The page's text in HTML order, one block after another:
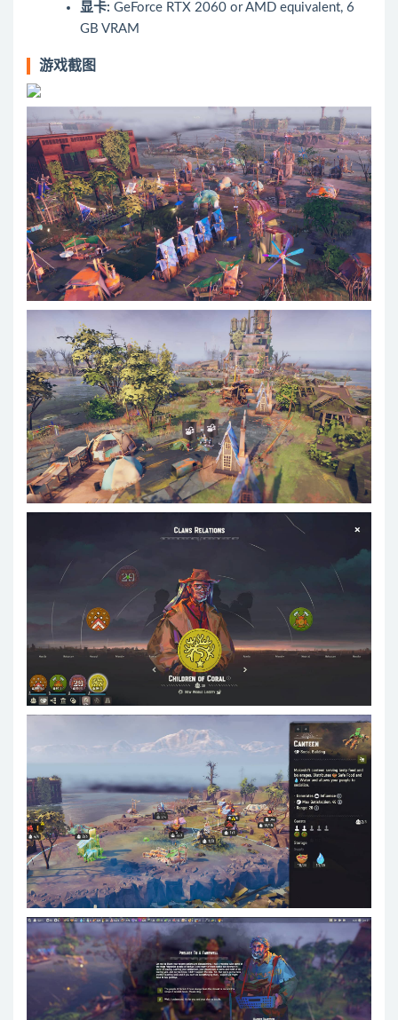
显卡: GeForce RTX 2060 or AMD equivalent, 6
GB VRAM
游戏截图